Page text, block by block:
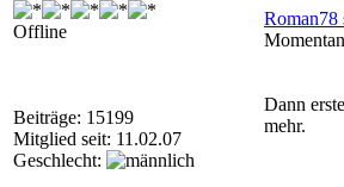
Offline
Beiträge: 15199
Mitglied seit: 11.02.07
Geschlecht:
Roman78
Dann
mehr.